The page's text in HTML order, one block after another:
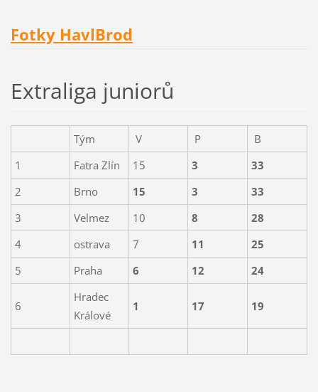
Fotky HavlBrod
Extraliga juniorů
Tým V P
B
1
Fatra Zlín 15 3
33
2
Brno 15 3
33
3
Velmez 10 8
28
4
ostrava 7 11
25
5
Praha 6 12 24
6
Hradec
Králové
1 17 19